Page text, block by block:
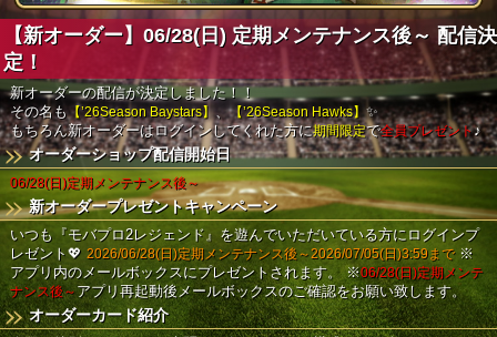
【新オーダー】06/28(日) 定期メンテナンス後～ 配信決
定！
新オーダーの配信が決定しました！！
その名も【’26Season Baystars】、【’26Season Hawks】✨
もちろん新オーダーはログインしてくれた方に期間限定で全員プレゼント♪
オーダーショップ配信開始日
06/28(日)定期メンテナンス後～
新オーダープレゼントキャンペーン
いつも『モバプロ2レジェンド』を遊んでいただいている方にログインプ
レゼント💖 2026/06/28(日)定期メンテナンス後～2026/07/05(日)3:59まで※
アプリ内のメールボックスにプレゼントされます。※06/28(日)定期メンテ
ナンス後～アプリ再起動後メールボックスのご確認をお願い致します。
オーダーカード紹介